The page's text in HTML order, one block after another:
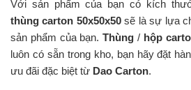
Với sản phẩm của bạn có kích
thùng carton 50x50x50sẽ là sự lựa
sản phẩm của bạn.Thùng/ hộp
luôn có sẵn trong kho, bạn hãy đặt
ưu đãi đặc biệt từ Dao Carton.